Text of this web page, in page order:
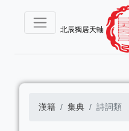
北辰獨居天軸
漢籍 集典 詩詞類